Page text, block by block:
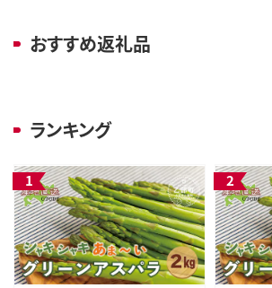
おすすめ返礼品
ランキング